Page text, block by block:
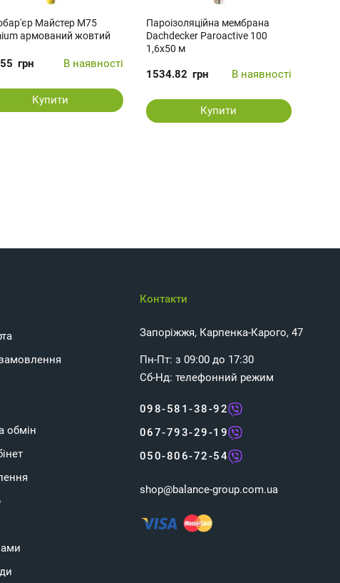
Майстер М75
армований жовтий
грн В наявності
Купити
Пароізоляційна мембрана
Dachdecker Paroactive 100
1,6x50 м
1534.82 грн В наявності
Купити
обмін
Контакти
Запоріжжя, Карпенка-Карого, 47
Пн-Пт: з 09:00 до 17:30
Сб-Нд: телефонний режим
098-581-38-92
067-793-29-19
050-806-72-54
shop@balance-group.com.ua